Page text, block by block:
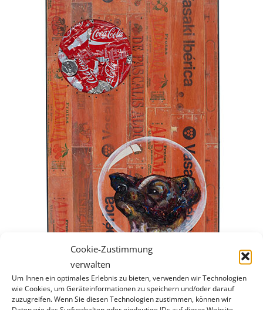
Cookie-Zustimmung
verwalten
Um Ihnen ein optimales Erlebnis zu bieten, verwenden wir Technologien
wie Cookies, um Geräteinformationen zu speichern und/oder darauf
zuzugreifen. Wenn Sie diesen Technologien zustimmen, können wir